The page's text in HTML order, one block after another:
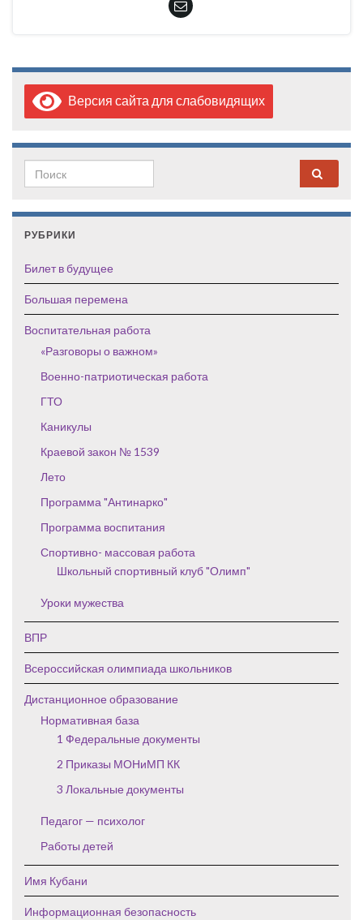
Версия сайта для слабовидящих
Search for:
РУБРИКИ
Билет в будущее
Большая перемена
Воспитательная работа
«Разговоры о важном»
Военно-патриотическая работа
ГТО
Каникулы
Краевой закон № 1539
Лето
Программа "Антинарко"
Программа воспитания
Спортивно- массовая работа
Школьный спортивный клуб "Олимп"
Уроки мужества
ВПР
Всероссийская олимпиада школьников
Дистанционное образование
Нормативная база
1 Федеральные документы
2 Приказы МОНиМП КК
3 Локальные документы
Педагог — психолог
Работы детей
Имя Кубани
Информационная безопасность